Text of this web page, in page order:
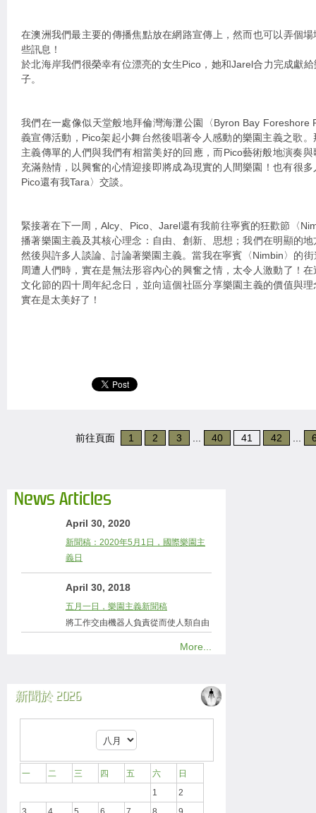
在澳洲我們最主要的傳播焦點放在網路宣傳上，然而也可以弄個
些訊息！
於北海岸我們很榮幸有位漂亮的女生Pico，她和Jarel合力完成獻
子。
我們在一處像似天堂般地拜倫灣海灘公園〈Byron Bay Foreshore
義宣傳活動，Pico架起小舞台然後唱著令人感動的樂園主義之歌
主義傳單的人們與我們有相當美好的回應，而Pico藝術般地演奏
充滿熱情，以興奮的心情迎接即將成為現實的人間樂園！也有很
Pico還有我Tara〉交談。
緊接著在下一周，Alcy、Pico、Jarel還有我前往寧賓的狂歡節〈
播著樂園主義及其核心理念：自由、創新、思想；我們在明顯的
然後與許多人談論、討論著樂園主義。當我在寧賓〈Nimbin〉的
周遭人們時，實在是無法形容內心的興奮之情，太令人激動了！
文化節的四十周年紀念日，並向這個社區分享樂園主義的價值與
實在是太美好了！
前往頁面 1 2 3 40 41 42
News Articles
April 30, 2020
新聞稿：2020年5月1日，國際樂園主
義日
April 30, 2018
五月一日，樂園主義新聞稿
將工作交由機器人負責從而使人類自由
More...
新聞於 2026
一 二 三 四 五 六
日
1
2